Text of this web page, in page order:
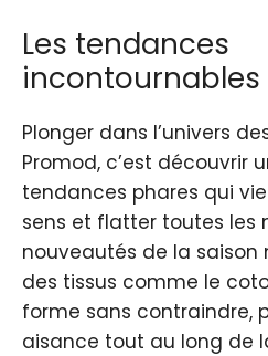
Les tendances
incontournables
Plonger dans l’univers
Promod, c’est découvrir
tendances phares qui
sens et flatter toutes les
nouveautés de la
des tissus comme le
forme sans contraindre,
aisance tout au long de